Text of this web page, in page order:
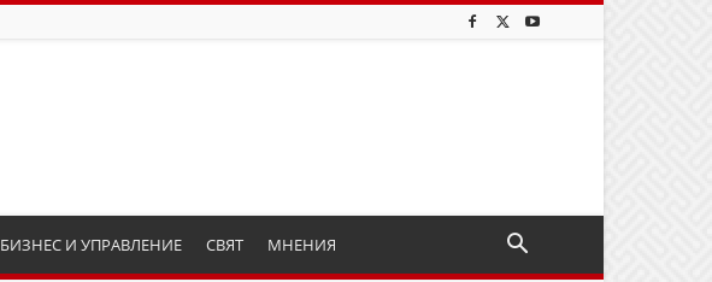
БИЗНЕС И УПРАВЛЕНИЕ СВЯТ МНЕНИЯ